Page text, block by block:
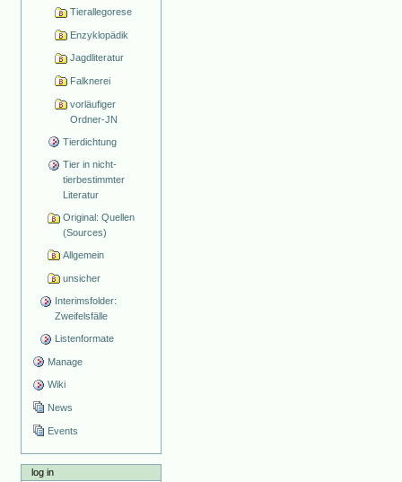
Tierallegorese
Enzyklopädik
Jagdliteratur
Falknerei
vorläufiger
Ordner-JN
Tierdichtung
Tier in nicht-
tierbestimmter
Literatur
Original: Quellen
(Sources)
Allgemein
unsicher
Interimsfolder:
Zweifelsfälle
Listenformate
Manage
Wiki
News
Events
log in